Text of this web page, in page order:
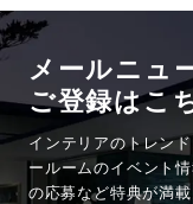
メールニュ
ご登録はこ
インテリアのトレン
ールームのイベント
の応募など特典が満